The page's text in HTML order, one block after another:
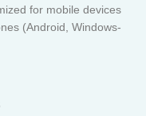
for mobile devices
(Android, Windows-